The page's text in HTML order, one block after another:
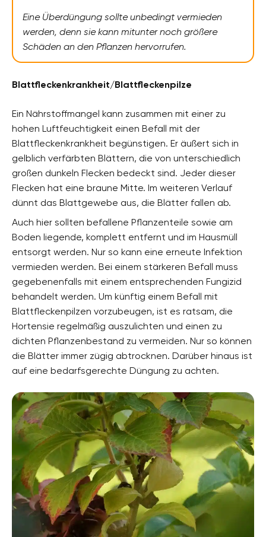
Eine Überdüngung sollte unbedingt vermieden
werden, denn sie kann mitunter noch größere
Schäden an den Pflanzen hervorrufen.
Blattfleckenkrankheit/Blattfleckenpilze
Ein Nährstoffmangel kann zusammen mit einer zu
hohen Luftfeuchtigkeit einen Befall mit der
Blattfleckenkrankheit begünstigen. Er äußert sich in
gelblich verfärbten Blättern, die von unterschiedlich
großen dunkeln Flecken bedeckt sind. Jeder dieser
Flecken hat eine braune Mitte. Im weiteren Verlauf
dünnt das Blattgewebe aus, die Blätter fallen ab.
Auch hier sollten befallene Pflanzenteile sowie am
Boden liegende, komplett entfernt und im Hausmüll
entsorgt werden. Nur so kann eine erneute Infektion
vermieden werden. Bei einem stärkeren Befall muss
gegebenenfalls mit einem entsprechenden Fungizid
behandelt werden. Um künftig einem Befall mit
Blattfleckenpilzen vorzubeugen, ist es ratsam, die
Hortensie regelmäßig auszulichten und einen zu
dichten Pflanzenbestand zu vermeiden. Nur so können
die Blätter immer zügig abtrocknen. Darüber hinaus ist
auf eine bedarfsgerechte Düngung zu achten.